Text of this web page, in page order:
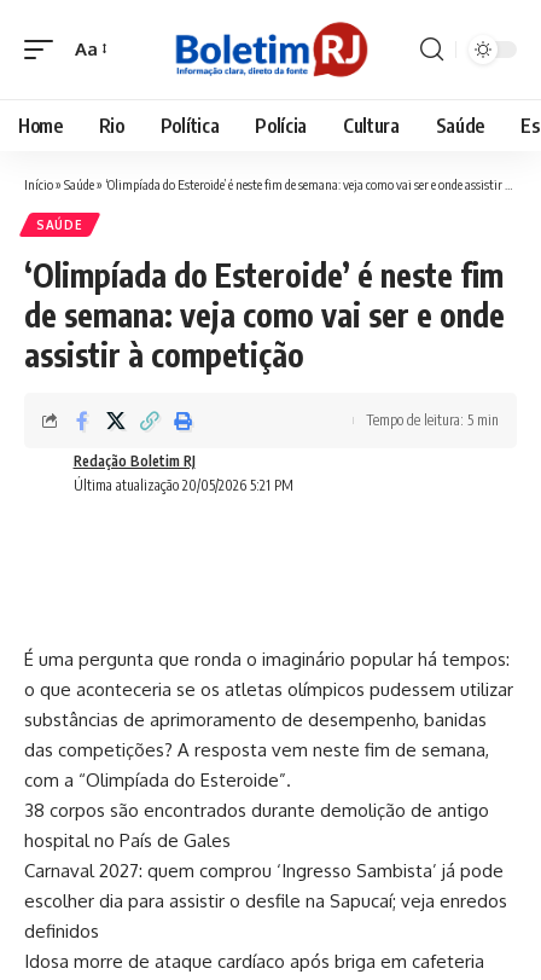
Font
Aa
Home Rio Política Polícia Cultura Saúde
Início» Saúde» ‘Olimpíada do Esteroide’ é neste fim de semana: veja como vai ser e onde assistir à competição
SAÚDE
‘Olimpíada do Esteroide’ é neste fim
de semana: veja como vai ser e onde
assistir à competição
Última atualização 20/05/2026 5:21 PM
Redação Boletim RJ
Tempo de leitura: 5 min
É uma pergunta que ronda o imaginário popular há tempos:
o que aconteceria se os atletas olímpicos pudessem utilizar
substâncias de aprimoramento de desempenho, banidas
das competições? A resposta vem neste fim de semana,
com a “Olimpíada do Esteroide”.
38 corpos são encontrados durante demolição de antigo
hospital no País de Gales
Carnaval 2027: quem comprou ‘Ingresso Sambista’ já pode
escolher dia para assistir o desfile na Sapucaí; veja enredos
definidos
Idosa morre de ataque cardíaco após briga em cafeteria